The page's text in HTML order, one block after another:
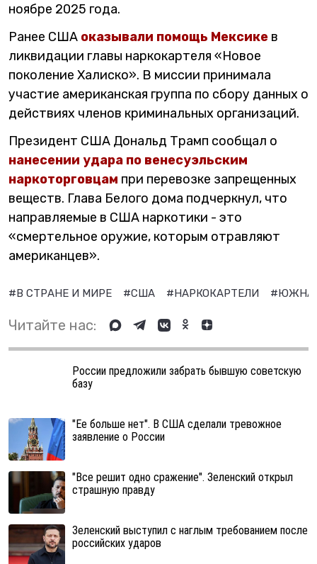
ноябре 2025 года.
Ранее США оказывали помощь Мексике в
ликвидации главы наркокартеля «Новое
поколение Халиско». В миссии принимала
участие американская группа по сбору данных о
действиях членов криминальных организаций.
Президент США Дональд Трамп сообщал о
нанесении удара по венесуэльским
наркоторговцам при перевозке запрещенных
веществ. Глава Белого дома подчеркнул, что
направляемые в США наркотики - это
«смертельное оружие, которым отравляют
американцев».
#В СТРАНЕ И МИРЕ #США #НАРКОКАРТЕЛИ
Читайте нас:
России предложили забрать бывшую советскую
базу
"Ее больше нет". В США сделали тревожное
заявление о России
"Все решит одно сражение". Зеленский открыл
страшную правду
Зеленский выступил с наглым требованием после
российских ударов